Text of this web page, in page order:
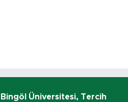
Bingöl Üniversitesi, Tercih